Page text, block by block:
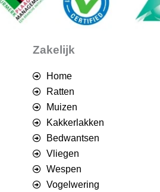
Zakelijk
Home
Ratten
Muizen
Kakkerlakken
Bedwantsen
Vliegen
Wespen
Vogelwering